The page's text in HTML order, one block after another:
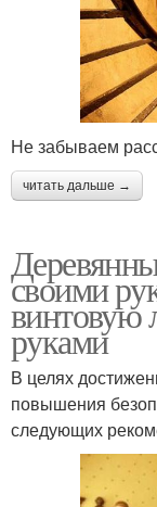
Не забываем
читать дальше →
своими
винтовую
руками
В целях
повышения
следующих